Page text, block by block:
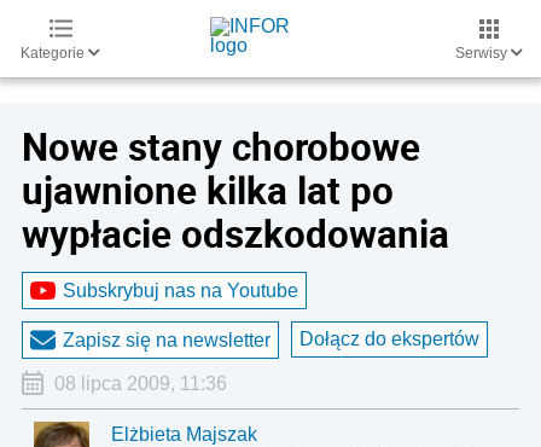
Kategorie Serwisy
Nowe stany chorobowe
ujawnione kilka lat po
wypłacie odszkodowania
Subskrybuj nas na Youtube
Zapisz się na newsletter Dołącz do ekspertów
08 lipca 2009, 11:36
Elżbieta Majszak